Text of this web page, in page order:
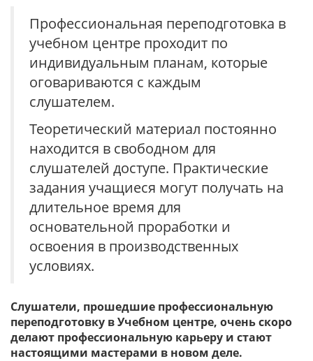
Профессиональная переподготовка в
учебном центре проходит по
индивидуальным планам, которые
оговариваются с каждым
слушателем.
Теоретический материал постоянно
находится в свободном для
слушателей доступе. Практические
задания учащиеся могут получать на
длительное время для
основательной проработки и
освоения в производственных
условиях.
Слушатели, прошедшие профессиональную
переподготовку в Учебном центре, очень скоро
делают профессиональную карьеру и стают
настоящими мастерами в новом деле.